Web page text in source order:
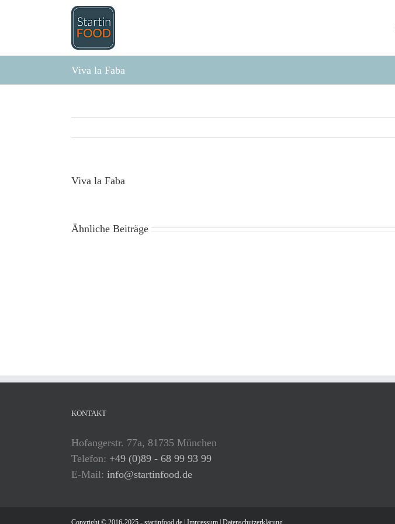
Viva la Faba
Viva la Faba
Ähnliche Beiträge
KONTAKT
Hofangerstr. 77a, 81735 München
Telefon: +49 (0)89 - 68 99 93 99
E-Mail: info@startinfood.de
Copyright © 2016-2025 - startinfood.de | Impressum Datenschutzerklärung